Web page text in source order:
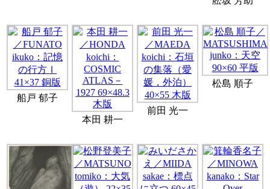
船戸 郁子
本田 耕一
前田 光一
松島 順子